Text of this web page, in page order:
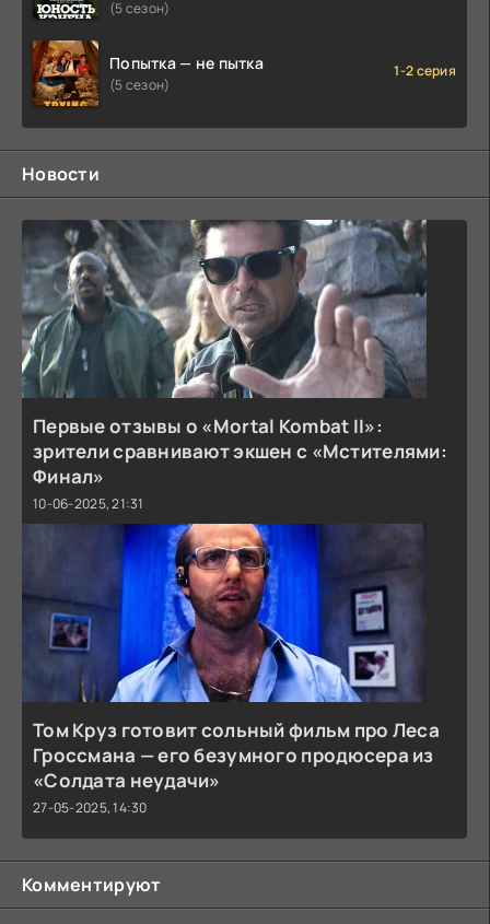
Кэнена
(5 сезон)
Попытка — не пытка
(5 сезон)
1-2 серия
Новости
Первые отзывы о «Mortal Kombat II»:
зрители сравнивают экшен с «Мстителями:
Финал»
10-06-2025, 21:31
Том Круз готовит сольный фильм про Леса
Гроссмана — его безумного продюсера из
«Солдата неудачи»
27-05-2025, 14:30
Комментируют